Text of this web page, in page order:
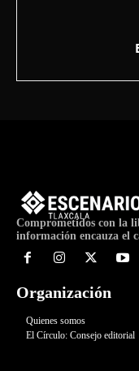
Comprometidos con la
información encauza el
Organización
Quienes somos
El Círculo: Consejo editorial